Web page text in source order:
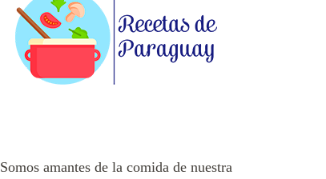
Somos amantes de la comida de nuestra